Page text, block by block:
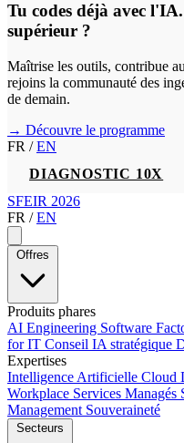
Tu codes déjà avec
supérieur ?
Maîtrise les outils, contribue
rejoins la communauté des
de demain.
→ Découvre le programme
FR / EN
DIAGNOSTIC 10X
SFEIR 2026
FR / EN
Offres
Produits phares
AI Engineering Software
for IT Conseil IA stratégique
Expertises
Intelligence Artificielle Cloud
Workplace Services Managés
Management Souveraineté
Secteurs